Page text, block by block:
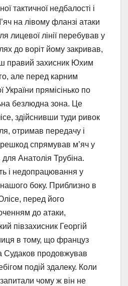
тактичної недбалості і
на лівому фланзі атаки
лицевої лінії перебував у
до воріт йому закривав,
правий захисник Юхим
але перед карним
України прямісінько по
безлюдна зона. Це
здійснивши туди ривок
отримав передачу і
спрямував м’яч у
для Анатолія Трубіна.
і недопрацювання у
нашого боку. Приблизно в
перед його
до атаки,
півзахисник Георгій
в тому, що француз
а Судаков продовжував
подій здалеку. Коли
чому ж він не